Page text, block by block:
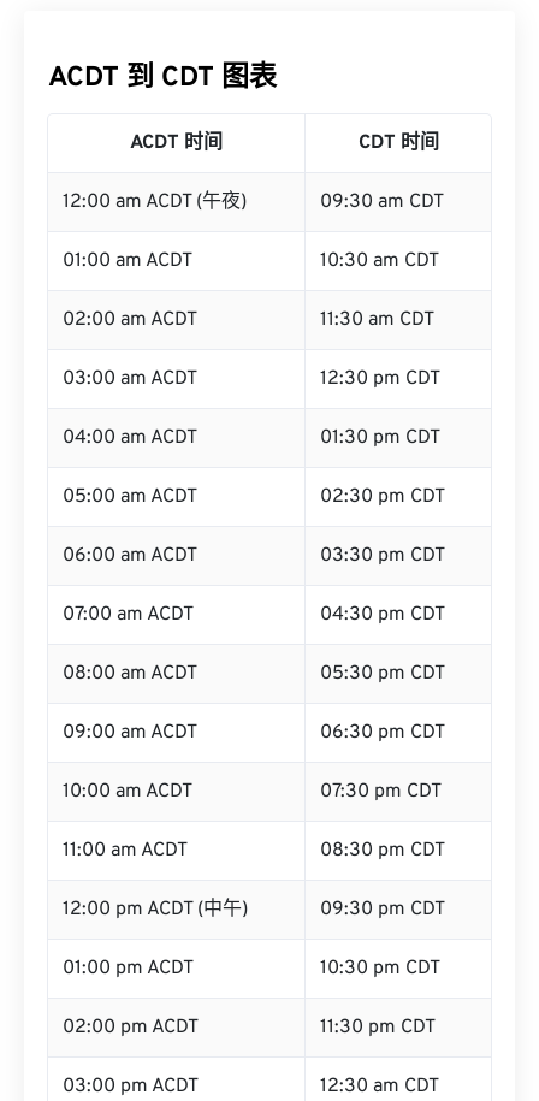
ACDT 到 CDT 图表
ACDT 时间 CDT 时间
12:00 am ACDT (午夜) 09:30 am CDT
01:00 am ACDT 10:30 am CDT
02:00 am ACDT 11:30 am CDT
03:00 am ACDT 12:30 pm CDT
04:00 am ACDT 01:30 pm CDT
05:00 am ACDT 02:30 pm CDT
06:00 am ACDT 03:30 pm CDT
07:00 am ACDT 04:30 pm CDT
08:00 am ACDT 05:30 pm CDT
09:00 am ACDT 06:30 pm CDT
10:00 am ACDT 07:30 pm CDT
11:00 am ACDT 08:30 pm CDT
12:00 pm ACDT (中午) 09:30 pm CDT
01:00 pm ACDT 10:30 pm CDT
02:00 pm ACDT 11:30 pm CDT
03:00 pm ACDT 12:30 am CDT